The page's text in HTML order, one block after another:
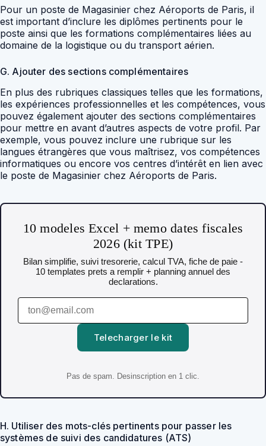
Pour un poste de Magasinier chez Aéroports de Paris, il
est important d’inclure les diplômes pertinents pour le
poste ainsi que les formations complémentaires liées au
domaine de la logistique ou du transport aérien.
G. Ajouter des sections complémentaires
En plus des rubriques classiques telles que les formations,
les expériences professionnelles et les compétences, vous
pouvez également ajouter des sections complémentaires
pour mettre en avant d’autres aspects de votre profil. Par
exemple, vous pouvez inclure une rubrique sur les
langues étrangères que vous maîtrisez, vos compétences
informatiques ou encore vos centres d’intérêt en lien avec
le poste de Magasinier chez Aéroports de Paris.
10 modeles Excel + memo dates fiscales
2026 (kit TPE)
Bilan simplifie, suivi tresorerie, calcul TVA, fiche de paie -
10 templates prets a remplir + planning annuel des
declarations.
Telecharger le kit
Pas de spam. Desinscription en 1 clic.
H. Utiliser des mots-clés pertinents pour passer les
systèmes de suivi des candidatures (ATS)